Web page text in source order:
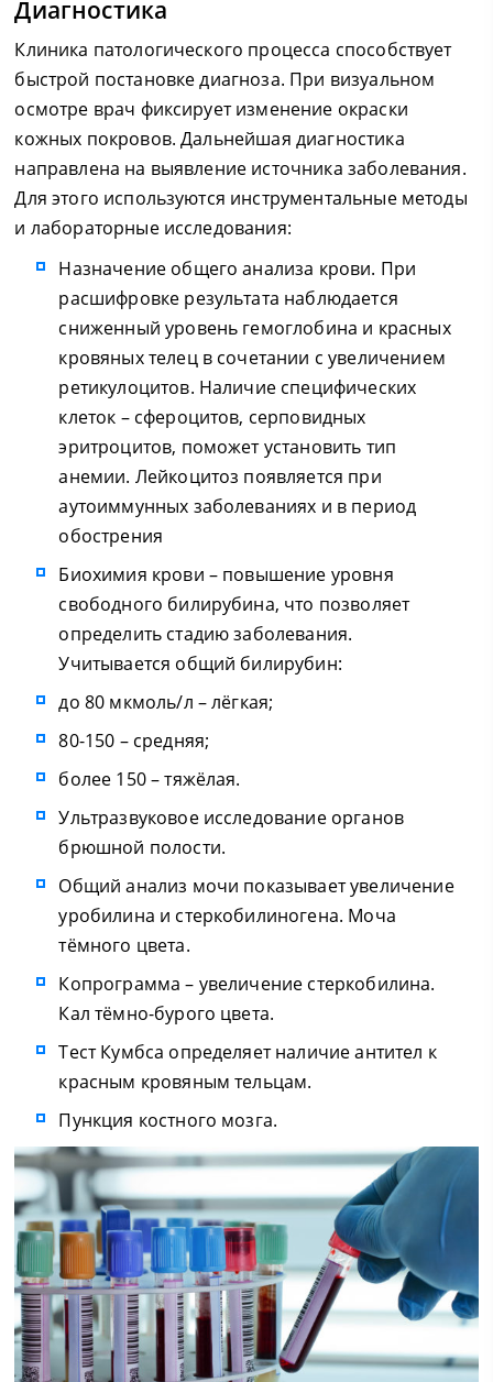
Диагностика
Клиника патологического процесса способствует
быстрой постановке диагноза. При визуальном
осмотре врач фиксирует изменение окраски
кожных покровов. Дальнейшая диагностика
направлена на выявление источника заболевания.
Для этого используются инструментальные методы
и лабораторные исследования:
Назначение общего анализа крови. При
расшифровке результата наблюдается
сниженный уровень гемоглобина и красных
кровяных телец в сочетании с увеличением
ретикулоцитов. Наличие специфических
клеток – сфероцитов, серповидных
эритроцитов, поможет установить тип
анемии. Лейкоцитоз появляется при
аутоиммунных заболеваниях и в период
обострения
Биохимия крови – повышение уровня
свободного билирубина, что позволяет
определить стадию заболевания.
Учитывается общий билирубин:
до 80 мкмоль/л – лёгкая;
80-150 – средняя;
более 150 – тяжёлая.
Ультразвуковое исследование органов
брюшной полости.
Общий анализ мочи показывает увеличение
уробилина и стеркобилиногена. Моча
тёмного цвета.
Копрограмма – увеличение стеркобилина.
Кал тёмно-бурого цвета.
Тест Кумбса определяет наличие антител к
красным кровяным тельцам.
Пункция костного мозга.